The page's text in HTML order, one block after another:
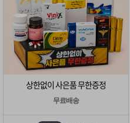
우
터
페
이
문
조
상한없이 사은품 무한증정
무료배송